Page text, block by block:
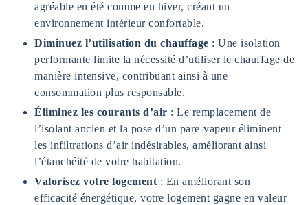
agréable en été comme en hiver, créant un
environnement intérieur confortable.
Diminuez l’utilisation du chauffage : Une isolation
performante limite la nécessité d’utiliser le chauffage de
manière intensive, contribuant ainsi à une
consommation plus responsable.
Éliminez les courants d’air : Le remplacement de
l’isolant ancien et la pose d’un pare-vapeur éliminent
les infiltrations d’air indésirables, améliorant ainsi
l’étanchéité de votre habitation.
Valorisez votre logement : En améliorant son
efficacité énergétique, votre logement gagne en valeur